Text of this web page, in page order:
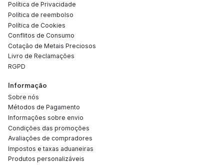
Política de Privacidade
Política de reembolso
Política de Cookies
Conflitos de Consumo
Cotação de Metais Preciosos
Livro de Reclamações
RGPD
Informação
Sobre nós
Métodos de Pagamento
Informações sobre envio
Condições das promoções
Avaliações de compradores
Impostos e taxas aduaneiras
Produtos personalizáveis